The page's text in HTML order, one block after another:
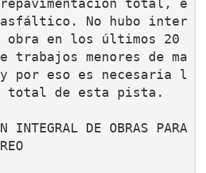
total, e
asfáltico. No hubo inter
obra en los últimos 20
trabajos menores de ma
por eso es necesaria l
total de esta pista.
INTEGRAL DE OBRAS PARA